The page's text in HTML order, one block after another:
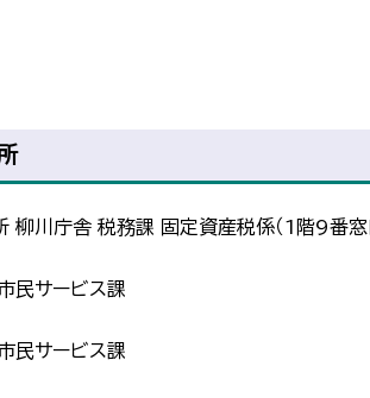
柳川庁舎 税務課 固定資産税係（1階9番窓
民サービス課
民サービス課